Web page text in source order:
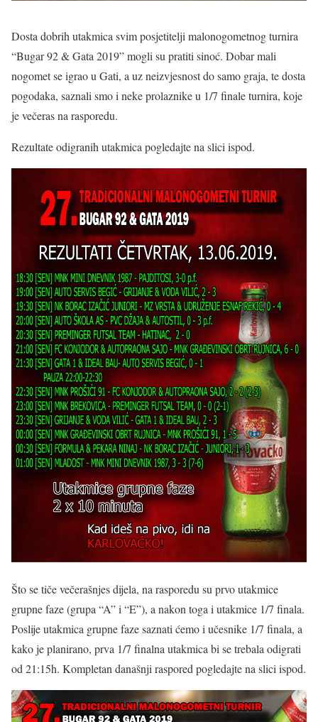
Dosta dobrih utakmica svim posjetitelji malonogometnog turnira
“Bugar 92 & Gata 2019” mogli su pratiti sinoć. Dobar mali
nogomet se igrao u Gati, a uz neizvjesnost do samo graja, te dosta
pogodaka, saznali smo i neke prolaznike u 1/7 finale turnira, koje
je večeras na rasporedu.
Rezultate odigranih utakmica pogledajte na slici ispod.
Što se tiče večerašnjes dijela, na rasporedu su prvo utakmice
grupne faze (grupa “A” i “E”), a nakon toga i utakmice 1/7 finala.
Poslije utakmica grupne faze saznati ćemo i učesnike 1/7 finala, a
kako je planirano, prva 1/7 finalna utakmica bi se trebala odigrati
od 21:15h. Kompletan današnji raspored pogledajte na slici ispod.